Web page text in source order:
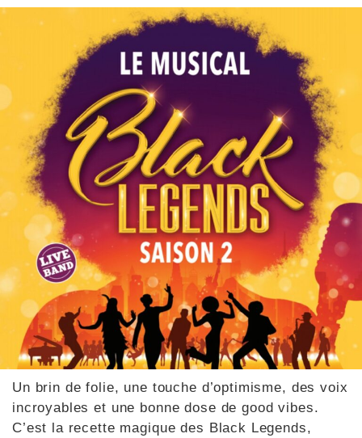
Un brin de folie, une touche d’optimisme, des voix
incroyables et une bonne dose de good vibes.
C’est la recette magique des Black Legends,